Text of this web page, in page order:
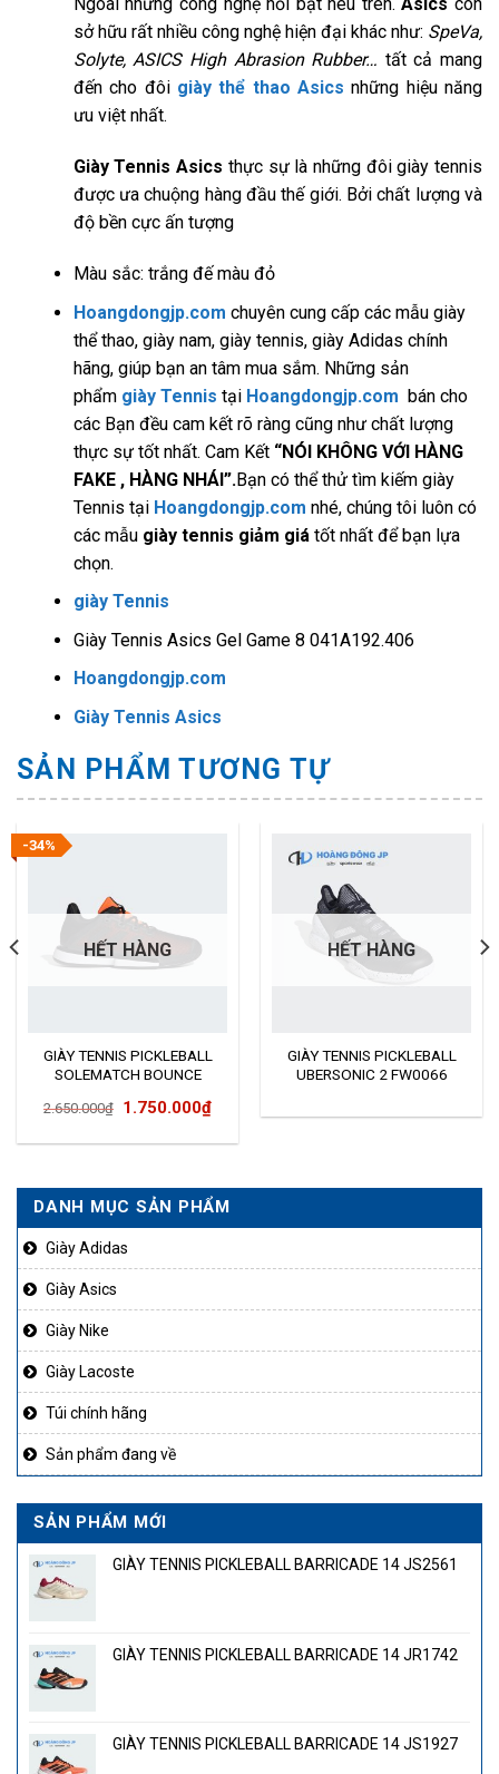
DANH MỤC SẢN PHẨM
Giày Adidas
Giày Asics
Giày Nike
Giày Lacoste
Túi chính hãng
Sản phẩm đang về
SẢN PHẨM MỚI
GIÀY TENNIS PICKLEBALL BARRICADE 14 JS2561
GIÀY TENNIS PICKLEBALL BARRICADE 14 JR1742
GIÀY TENNIS PICKLEBALL BARRICADE 14 JS1927
Ngoài những công nghệ nổi bật nêu trên.Asics còn
sở hữu rất nhiều công nghệ hiện đại khác như: SpeVa,
Solyte, ASICS High Abrasion Rubber… tất cả mang
đến cho đôi giày thể thao Asics những hiệu năng
ưu việt nhất.
Giày Tennis Asics thực sự là những đôi giày tennis
được ưa chuộng hàng đầu thế giới. Bởi chất lượng và
độ bền cực ấn tượng
Màu sắc: trắng đế màu đỏ
Hoangdongjp.com chuyên cung cấp các mẫu giày
thể thao, giày nam, giày tennis, giày Adidas chính
hãng, giúp bạn an tâm mua sắm. Những sản
phẩm giày Tennis tại Hoangdongjp.com bán cho
các Bạn đều cam kết rõ ràng cũng như chất lượng
thực sự tốt nhất. Cam Kết “NÓI KHÔNG VỚI HÀNG
FAKE , HÀNG NHÁI”.Bạn có thể thử tìm kiếm giày
Tennis tại Hoangdongjp.com nhé, chúng tôi luôn có
các mẫu giày tennis giảm giá tốt nhất để bạn lựa
chọn.
giày Tennis
Giày Tennis Asics Gel Game 8 041A192.406
Hoangdongjp.com
Giày Tennis Asics
SẢN PHẨM TƯƠNG TỰ
-34%
HẾT HÀNG
GIÀY TENNIS PICKLEBALL
SOLEMATCH BOUNCE
2.650.000₫ Giá
2.650.000₫.
1.750.000₫Giá
là:
1.750.000₫.
HẾT HÀNG
GIÀY TENNIS PICKLEBALL
UBERSONIC 2 FW0066